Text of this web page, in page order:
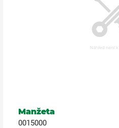
Manžeta
0015000